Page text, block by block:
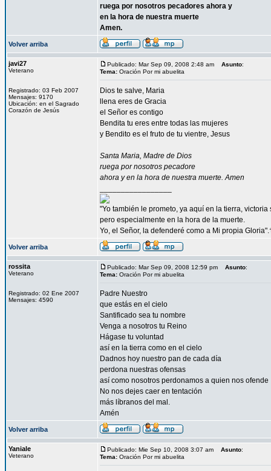
ruega por nosotros pecadores ahora y
en la hora de nuestra muerte
Amen.
Volver arriba
javi27
Veterano
Registrado: 03 Feb 2007
Mensajes: 9170
Ubicación: en el Sagrado
Corazón de Jesús
Publicado: Mar Sep 09, 2008 2:48 am Asunto:
Tema: Oración Por mi abuelita
Dios te salve, Maria
llena eres de Gracia
el Señor es contigo
Bendita tu eres entre todas las mujeres
y Bendito es el fruto de tu vientre, Jesus
Santa Maria, Madre de Dios
ruega por nosotros pecadore
ahora y en la hora de nuestra muerte. Amen
"Yo también le prometo, ya aquí en la tierra,
pero especialmente en la hora de la muerte.
Yo, el Señor, la defenderé como a Mi propia
Volver arriba
rossita
Veterano
Registrado: 02 Ene 2007
Mensajes: 4590
Publicado: Mar Sep 09, 2008 12:59 pm Asunto:
Tema: Oración Por mi abuelita
Padre Nuestro
que estás en el cielo
Santificado sea tu nombre
Venga a nosotros tu Reino
Hágase tu voluntad
así en la tierra como en el cielo
Dadnos hoy nuestro pan de cada día
perdona nuestras ofensas
así como nosotros perdonamos a quien nos ofende
No nos dejes caer en tentación
más líbranos del mal.
Amén
Volver arriba
Yaniale
Veterano
Publicado: Mie Sep 10, 2008 3:07 am Asunto:
Tema: Oración Por mi abuelita